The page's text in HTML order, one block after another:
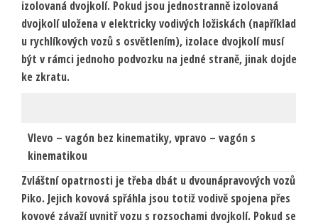
izolovaná dvojkolí. Pokud jsou jednostranně izolovaná
dvojkolí uložena v elektricky vodivých ložiskách (například
u rychlíkových vozů s osvětlením), izolace dvojkolí musí
být v rámci jednoho podvozku na jedné straně, jinak dojde
ke zkratu.
Vlevo – vagón bez kinematiky, vpravo – vagón s
kinematikou
Zvláštní opatrnosti je třeba dbát u dvounápravových vozů
Piko. Jejich kovová spřáhla jsou totiž vodivě spojena přes
kovové závaží uvnitř vozu s rozsochami dvojkolí. Pokud se